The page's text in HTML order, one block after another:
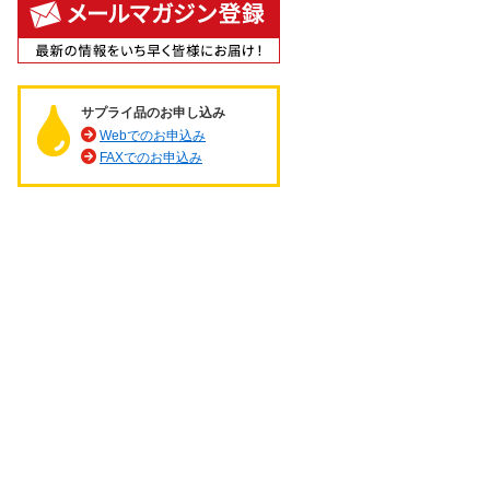
サプライ品のお申し込み
Webでのお申込み
FAXでのお申込み